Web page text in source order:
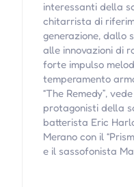
interessanti della
chitarrista di
generazione, dallo
alle innovazioni di
forte impulso
temperamento
“The Remedy”,
protagonisti della
batterista Eric
Merano con il
e il sassofonista